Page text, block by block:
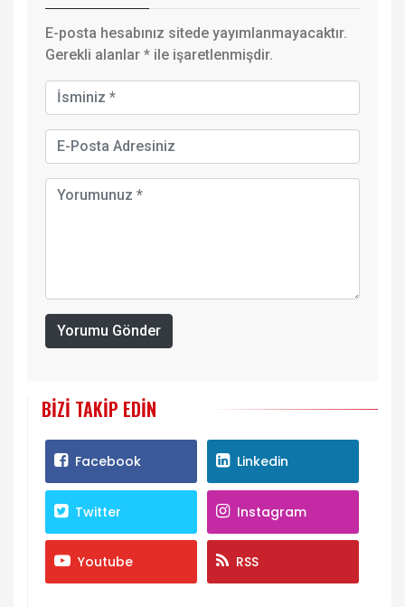
E-posta hesabınız sitede yayımlanmayacaktır.
Gerekli alanlar * ile işaretlenmişdir.
Yorumu Gönder
BIZI TAKIP EDIN
Facebook Linkedin
Twitter Instagram
Youtube RSS